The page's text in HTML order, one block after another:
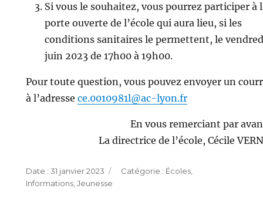
Si vous le souhaitez, vous pourrez participer à
porte ouverte de l’école qui aura lieu, si les
conditions sanitaires le permettent, le
juin 2023 de 17h00 à 19h00.
Pour toute question, vous pouvez envoyer un
à l’adresse ce.0010981l@ac-lyon.fr
En vous remerciant par
La directrice de l’école, Cécile
Publié
le
31 janvier 2023 Catégories
Écoles,
Informations,Jeunesse